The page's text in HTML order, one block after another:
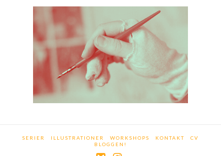
SERIER ILLUSTRATIONER WORKSHOPS KONTAKT
CV
BLOGGEN!